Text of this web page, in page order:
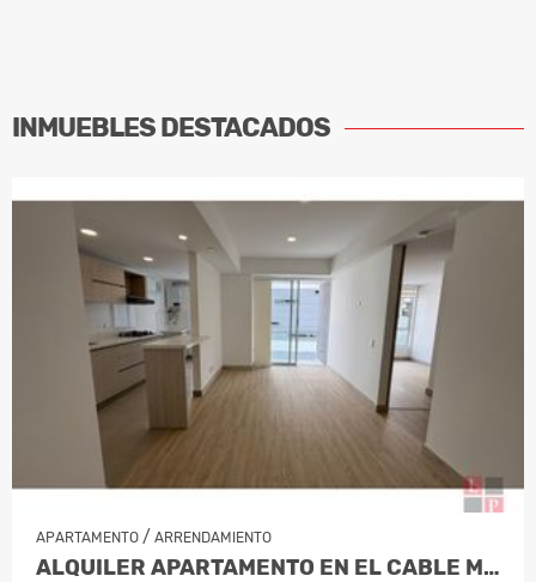
INMUEBLESDESTACADOS
APARTAMENTO / ARRENDAMIENTO
ALQUILER APARTAMENTO EN EL CABLE MAN…